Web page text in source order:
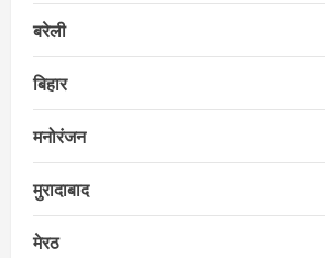
बरेली
बिहार
मनोरंजन
मुरादाबाद
मेरठ